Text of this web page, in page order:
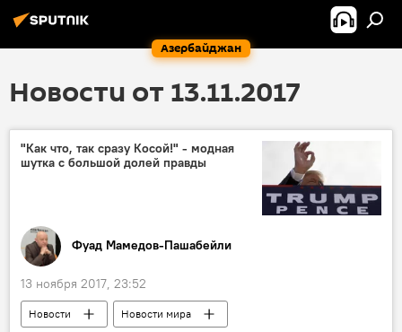
Азербайджан
Новости от 13.11.2017
"Как что, так сразу Косой!" - модная
шутка с большой долей правды
Фуад Мамедов-Пашабейли
13 ноября 2017, 23:52
Новости
Новости мира